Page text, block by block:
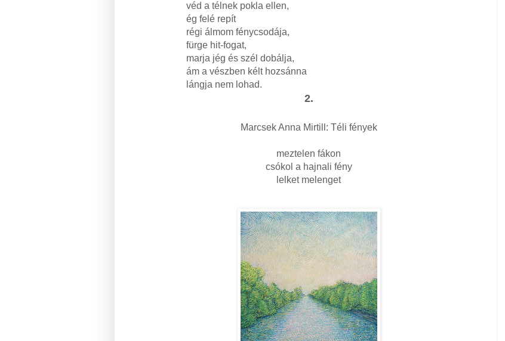
véd a télnek pokla ellen,
ég felé repít
régi álmom fénycsodája,
fürge hit-fogat,
marja jég és szél dobálja,
ám a vészben kélt hozsánna
lángja nem lohad.
2.
Marcsek Anna Mirtill: Téli fények
meztelen fákon
csókol a hajnali fény
lelket melenget